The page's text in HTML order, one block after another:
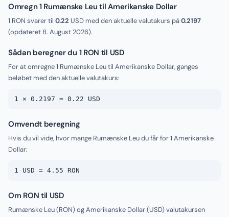
Omregn 1 Rumænske Leu til Amerikanske Dollar
1 RON svarer til 0.22 USD med den aktuelle valutakurs på0.2197
(opdateret 8. August 2026).
Sådan beregner du 1 RON til USD
For at omregne 1 Rumænske Leu til Amerikanske Dollar, ganges
beløbet med den aktuelle valutakurs:
1 × 0.2197 = 0.22 USD
Omvendt beregning
Hvis du vil vide, hvor mange Rumænske Leu du får for 1 Amerikanske
Dollar:
1 USD = 4.55 RON
Om RON til USD
Rumænske Leu (RON) og Amerikanske Dollar (USD) valutakursen